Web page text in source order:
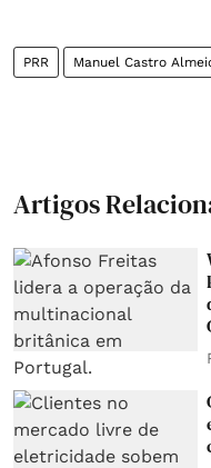
PRR Manuel Castro
Artigos